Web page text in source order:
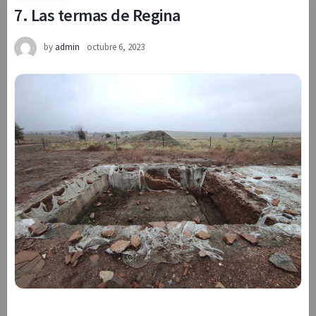
7. Las termas de Regina
by admin octubre 6, 2023